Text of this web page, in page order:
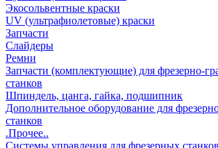
Экосольвентные краски
UV (ультрафиолетовые) краски
Запчасти
Слайдеры
Ремни
Запчасти (комплектующие) для фрезерно-
станков
Шпиндель, цанга, гайка, подшипник
Дополнительное оборудование для
станков
.Прочее..
Системы управления для фрезерных